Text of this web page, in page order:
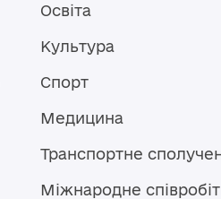
Освіта
Культура
Спорт
Медицина
Транспортне
Міжнародне